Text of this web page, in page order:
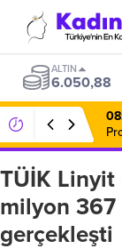
ALTIN
6.050,88
TÜİK Linyit
milyon
gerçekleşti